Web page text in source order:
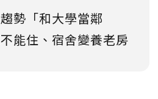
勢「和大學當鄰
能住、宿舍變養老房